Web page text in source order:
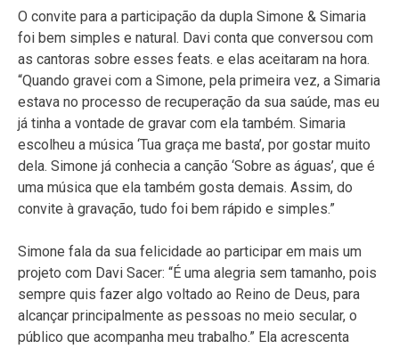
O convite para a participação da dupla Simone & Simaria
foi bem simples e natural. Davi conta que conversou com
as cantoras sobre esses feats. e elas aceitaram na hora.
“Quando gravei com a Simone, pela primeira vez, a Simaria
estava no processo de recuperação da sua saúde, mas eu
já tinha a vontade de gravar com ela também. Simaria
escolheu a música ‘Tua graça me basta’, por gostar muito
dela. Simone já conhecia a canção ‘Sobre as águas’, que é
uma música que ela também gosta demais. Assim, do
convite à gravação, tudo foi bem rápido e simples.”
Simone fala da sua felicidade ao participar em mais um
projeto com Davi Sacer: “É uma alegria sem tamanho, pois
sempre quis fazer algo voltado ao Reino de Deus, para
alcançar principalmente as pessoas no meio secular, o
público que acompanha meu trabalho.” Ela acrescenta